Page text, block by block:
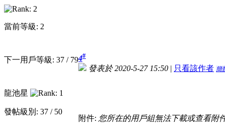
當前等級: 2
下一用戶等級: 37 / 79
龍池星
發帖級別: 37 / 50
4#
發表於 2020-5-27 15:50 | 只看該作者 簡
附件: 您所在的用戶組無法下載或查看附